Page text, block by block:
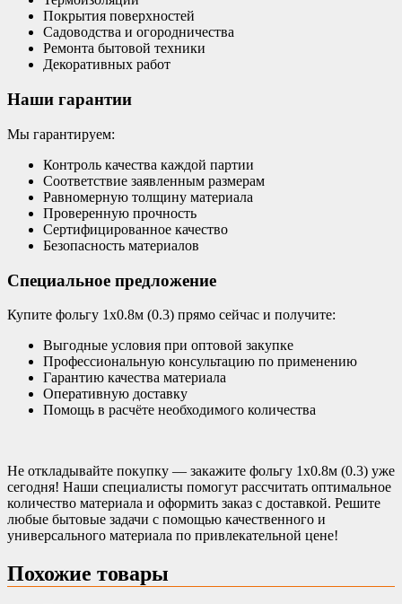
Покрытия поверхностей
Садоводства и огородничества
Ремонта бытовой техники
Декоративных работ
Наши гарантии
Мы гарантируем:
Контроль качества каждой партии
Соответствие заявленным размерам
Равномерную толщину материала
Проверенную прочность
Сертифицированное качество
Безопасность материалов
Специальное предложение
Купите фольгу 1х0.8м (0.3) прямо сейчас и получите:
Выгодные условия при оптовой закупке
Профессиональную консультацию по применению
Гарантию качества материала
Оперативную доставку
Помощь в расчёте необходимого количества
Не откладывайте покупку — закажите фольгу 1х0.8м (0.3) уже
сегодня! Наши специалисты помогут рассчитать оптимальное
количество материала и оформить заказ с доставкой. Решите
любые бытовые задачи с помощью качественного и
универсального материала по привлекательной цене!
Похожие товары